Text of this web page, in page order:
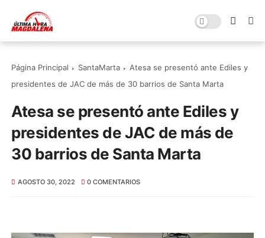
Página Principal SantaMarta
Atesa se presentó ante Ediles y
presidentes de JAC de más de 30 barrios de Santa Marta
Atesa se presentó ante Ediles y
presidentes de JAC de más de
30 barrios de Santa Marta
AGOSTO 30, 2022 0 COMENTARIOS